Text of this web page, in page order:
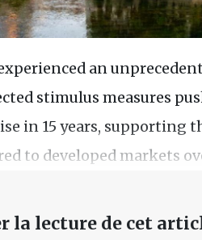
an
stimulus measures
in 15 years, supporting
to developed markets
la lecture de cet